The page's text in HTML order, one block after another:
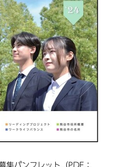
集パンフレット（PDF：